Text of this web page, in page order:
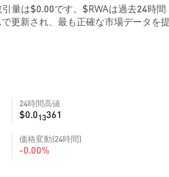
量は$0.00です。$RWAは過去24時間
更新され、最も正確な市場データを
24時間高値
$0.013361
価格変動(24時間)
-0.00%